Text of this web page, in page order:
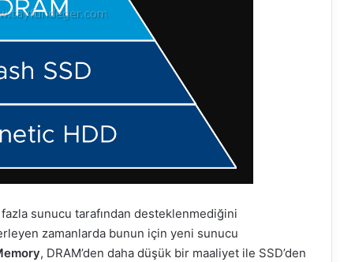
fazla sunucu tarafından desteklenmediğini
zamanlarda bunun için yeni sunucu
, DRAM’den daha düşük bir maaliyet ile SSD’den